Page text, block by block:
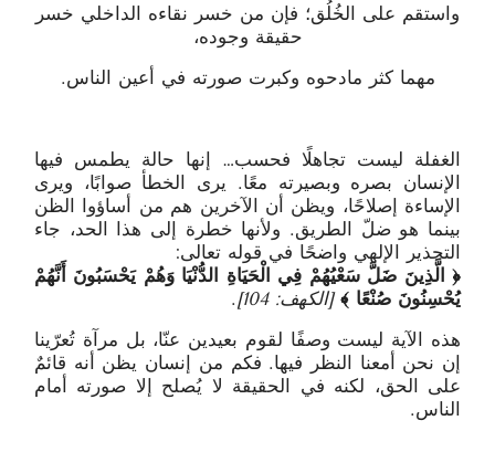
واستقم على الخُلُق؛ فإن من خسر نقاءه الداخلي خسر
حقيقة وجوده،
مهما كثر مادحوه وكبرت صورته في أعين الناس.
الغفلة ليست تجاهلًا فحسب… إنها حالة يطمس فيها
الإنسان بصره وبصيرته معًا. يرى الخطأ صوابًا، ويرى
الإساءة إصلاحًا، ويظن أن الآخرين هم من أساؤوا الظن
بينما هو ضلّ الطريق. ولأنها خطرة إلى هذا الحد، جاء
التحذير الإلهي واضحًا في قوله تعالى:
﴿ الَّذِينَ ضَلَّ سَعْيُهُمْ فِي الْحَيَاةِ الدُّنْيَا وَهُمْ يَحْسَبُونَ أَنَّهُمْ
يُحْسِنُونَ صُنْعًا ﴾ [الكهف: 104 ]
.
هذه الآية ليست وصفًا لقوم بعيدين عنّا، بل مرآة تُعرّينا
إن نحن أمعنا النظر فيها. فكم من إنسان يظن أنه قائمٌ
على الحق، لكنه في الحقيقة لا يُصلح إلا صورته أمام
الناس.